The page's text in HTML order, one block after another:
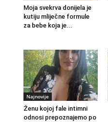
Moja svekrva donijela je
kutiju mliječne formule
za bebe koja je...
Najnovije
Ženu kojoj fale intimni
odnosi prepoznajemo po